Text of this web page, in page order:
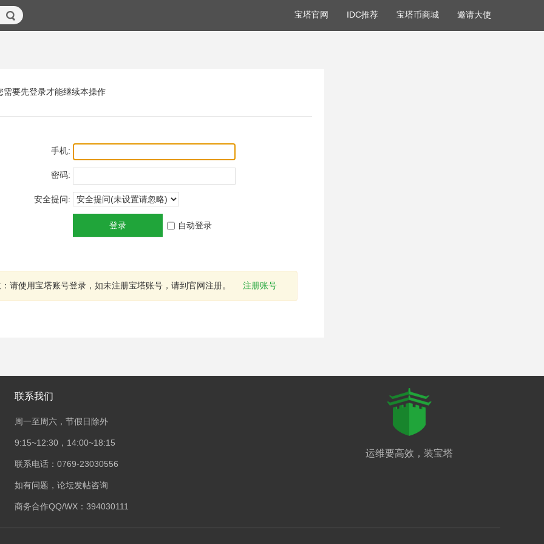
宝塔官网 IDC推荐 宝塔币商城 邀请大使
需要先登录才能继续本操作
手机:
密码:
安全提问:
登录 自动登录
请使用宝塔账号登录，如未注册宝塔账号，请到官网注册。 注册账号
联系我们
周一至周六，节假日除外
9:15~12:30，14:00~18:15
联系电话：0769-23030556
如有问题，论坛发帖咨询
商务合作QQ/WX：394030111
运维要高效，装宝塔